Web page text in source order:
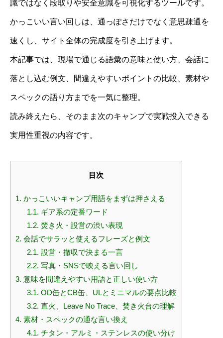
識ではなく段取りや安全意識を可視化するツールです。
かっこいい言い回しは、通っぽさだけでなく意思疎通を
速くし、サイト全体の完成度を引き上げます。
本記事では、現場で通じる語彙の意味と使い方、会話に
落とし込む例文、間違えやすいポイントの比較、素材や
スペックの語り方までを一気に整理。
読み終えたら、そのまま次のキャンプで実戦投入できる
実用性重視の内容です。
目次
1. かっこいいキャンプ用語をまずは押さえる
1.1. ギア系の定番ワード
1.2. 焚き火・設営の渋い表現
2. 会話でサラッと使えるフレーズと例文
2.1. 設営・撤収で決まる一言
2.2. 写真・SNSで映える言い回し
3. 意味を間違えやすい用語と正しい使い方
3.1. OD缶とCB缶、ULとミニマルの要点比較
3.2. 直火、Leave No Trace、焚き火台の理解
4. 素材・スペックの通な言い換え
4.1. チタン・アルミ・ステンレスの使い分け